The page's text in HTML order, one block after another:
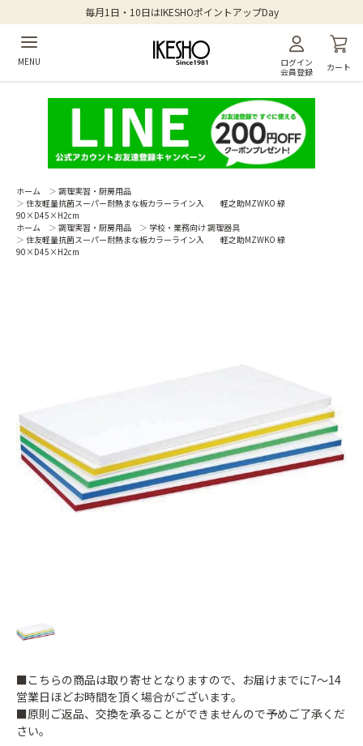
毎月1日・10日はIKESHOポイントアップDay
MENU
ログイン
会員登録
カート
ホーム ＞ 調理実習・厨房用品
＞ 住友軽量抗菌スーパー耐熱まな板カラーライン入 軽之助MZWKO 緑
90×D45×H2cm
ホーム
＞ 調理実習・厨房用品 ＞ 学校・業務向け 調理器具
＞ 住友軽量抗菌スーパー耐熱まな板カラーライン入 軽之助MZWKO 緑
90×D45×H2cm
■こちらの商品は取り寄せとなりますので、お届けまでに7～14
営業日ほどお時間を頂く場合がございます。
■原則ご返品、交換を承ることができませんので予めご了承くだ
さい。